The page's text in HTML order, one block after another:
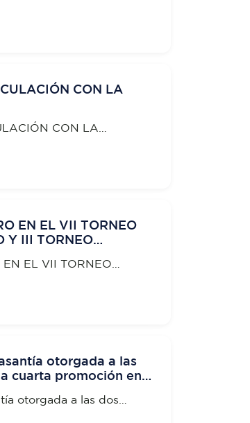
CON LA
CON LA
EN EL VII TORNEO
Y III TORNEO
EL VII TORNEO
otorgada a las
cuarta promoción en
otorgada a las dos